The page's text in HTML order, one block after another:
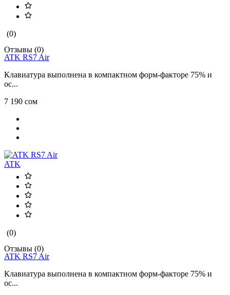
(0)
Отзывы (0)
ATK RS7 Air
Клавиатура выполнена в компактном форм-факторе 75% и
ос...
7 190 сом
ATK
(0)
Отзывы (0)
ATK RS7 Air
Клавиатура выполнена в компактном форм-факторе 75% и
ос...